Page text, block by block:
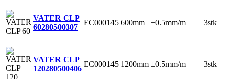
VATER CLP
60280500307
EC000145 600mm ±0.5mm/m 3stk
VATER CLP
120280500406
EC000145 1200mm ±0.5mm/m 3stk